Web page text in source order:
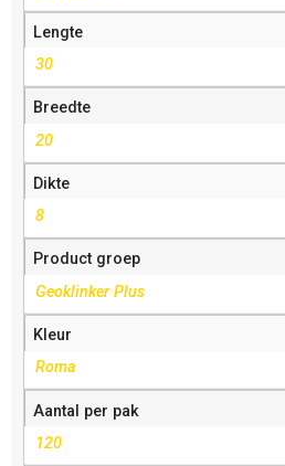
Lengte
30
Breedte
20
Dikte
8
Product groep
Geoklinker Plus
Kleur
Roma
Aantal per pak
120